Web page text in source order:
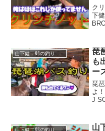
ク
下
『
『
を
山下健二郎の釣りベース
琵
も
ー
琵
よ
J
の
今
山下健二郎の釣りベース
山